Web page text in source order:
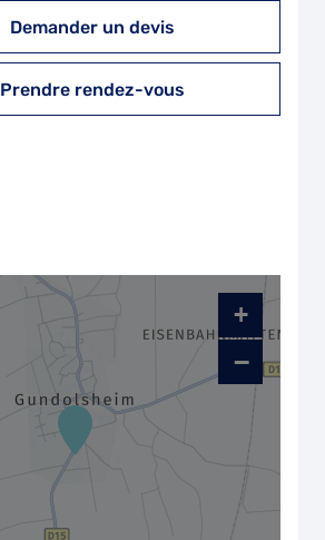
Demander un devis
Prendre rendez-vous
+
−